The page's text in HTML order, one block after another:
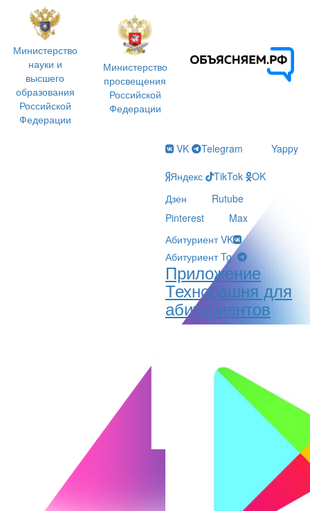
Министерство
науки и
высшего
образования
Российской
Федерации
Министерство
просвещения
Российской
Федерации
VK Telegram
Yappy
Яндекс
TikTok
OK
Дзен
Rutube
Pinterest
Max
Абитуриент VK
Абитуриент Tg
Приложение
Технобашня для
абитуриентов